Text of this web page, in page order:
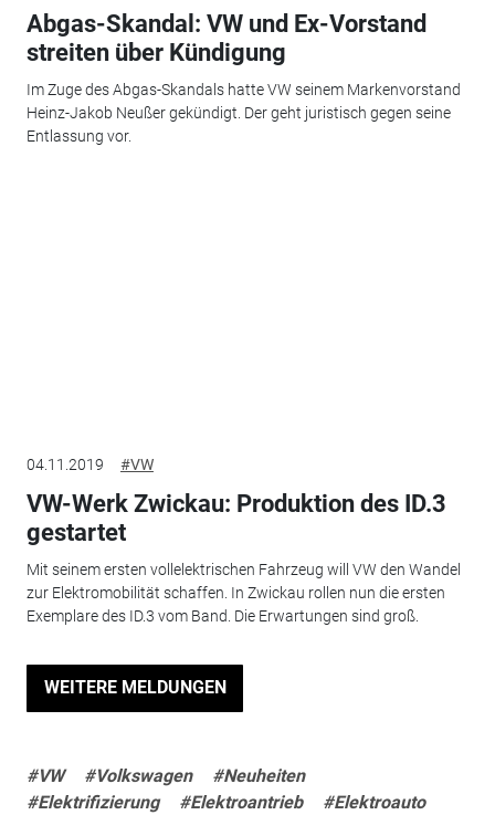
Abgas-Skandal: VW und Ex-Vorstand
streiten über Kündigung
Im Zuge des Abgas-Skandals hatte VW seinem Markenvorstand
Heinz-Jakob Neußer gekündigt. Der geht juristisch gegen seine
Entlassung vor.
04.11.2019 #VW
VW-Werk Zwickau: Produktion des ID.3
gestartet
Mit seinem ersten vollelektrischen Fahrzeug will VW den Wandel
zur Elektromobilität schaffen. In Zwickau rollen nun die ersten
Exemplare des ID.3 vom Band. Die Erwartungen sind groß.
WEITERE MELDUNGEN
#VW #Volkswagen
#Neuheiten
#Elektrifizierung
#Elektroantrieb
#Elektroauto